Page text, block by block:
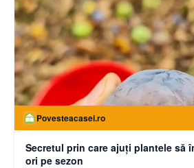
Povesteacasei.ro
Secretul prin care ajuți plantele să
ori pe sezon